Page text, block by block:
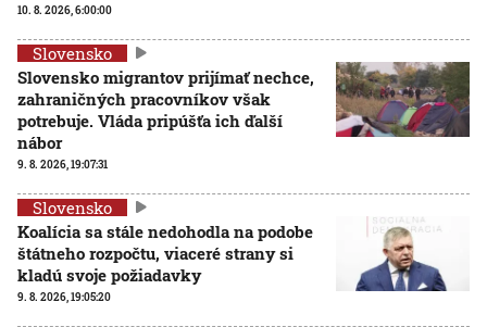
10. 8. 2026, 6:00:00
Slovensko
Slovensko migrantov prijímať nechce,
zahraničných pracovníkov však
potrebuje. Vláda pripúšťa ich ďalší
nábor
9. 8. 2026, 19:07:31
Slovensko
Koalícia sa stále nedohodla na podobe
štátneho rozpočtu, viaceré strany si
kladú svoje požiadavky
9. 8. 2026, 19:05:20